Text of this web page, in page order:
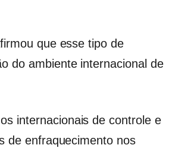
que esse tipo de
do ambiente internacional de
internacionais de controle e
de enfraquecimento nos